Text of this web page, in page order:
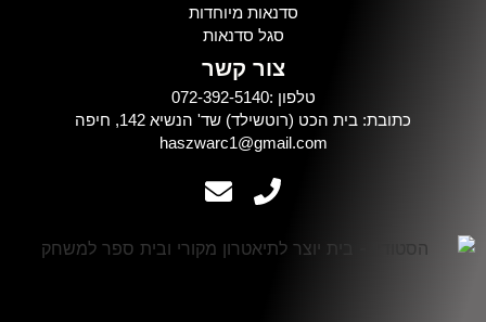
סדנאות מיוחדות
סגל סדנאות
צור קשר
טלפון :072-392-5140
כתובת: בית הכט (רוטשילד) שד' הנשיא 142, חיפה
haszwarc1@gmail.com